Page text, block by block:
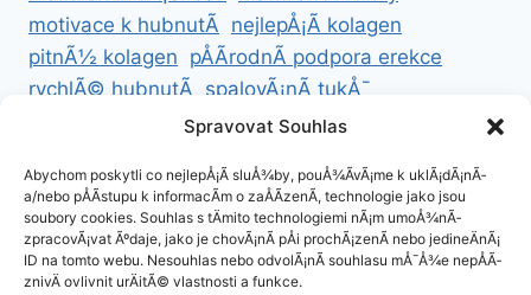
motivace k hubnutÃ­ nejlepÅ¡Ã­ kolagen
pitnÃ½ kolagen pÅÃ­rodnÃ­ podpora erekce
rychlÃ© hubnutÃ­ spalovÃ¡nÃ­ tukÅ¯
ZdravÃ© hubnutÃ­ ZdravÃ© recepty na hubnutÃ­
ZÃ¡sady cookies (EU)
Spravovat Souhlas
Abychom poskytli co nejlepÅ¡Ã­ sluÅ¾by, pouÅ¾Ã­vÃ¡me k uklÃ¡dÃ¡nÃ­
a/nebo pÅÃ­stupu k informacÃ­m o zaÅÃ­zenÃ­, technologie jako jsou
soubory cookies. Souhlas s tÄmito technologiemi nÃ¡m umoÅ¾nÃ­
zpracovÃ¡vat Ãºdaje, jako je chovÃ¡nÃ­ pÅi prochÃ¡zenÃ­ nebo jedineÄnÃ¡
ID na tomto webu. Nesouhlas nebo odvolÃ¡nÃ­ souhlasu mÅ¯Å¾e nepÅÃ­
znivÄ ovlivnit urÄitÃ© vlastnosti a funkce.